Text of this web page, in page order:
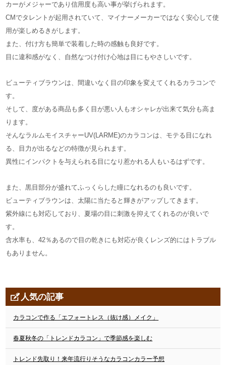
カーがメジャーであり信用度も高い事が挙げられます。
CMでタレントが起用されていて、マイナーメーカーではなく安心して使
用が楽しめるきがします。
また、付け方も簡単で装着した時の感触も良好です。
目に違和感がなく、自然なつけ付け心地は目にもやさしいです。
ビューティブラウンは、間違いなく目の印象を変えてくれるカラコンで
す。
そして、度がある商品も多く目が悪い人もオシャレが出来て気分も高ま
ります。
そんなラルムモイスチャーUV(LARME)のカラコンは、モテる目になれ
る、目力が出るなどの特徴が見られます。
異性にインパクトを与えられる目になり惹かれる人もいるはずです。
また、黒目部分が盛れてふっくらした瞳になれるのも良いです。
ビューティブラウンは、太陽に当たると輝きがアップしてきます。
紫外線にも対応しており、夏場の目に刺激を抑えてくれるのが良いで
す。
含水率も、42％あるので目の乾きにも対応が良くレンズ的にはトラブル
もありません。
人気の記事
カラコンで作る「エフォートレス（抜け感）メイク」
春夏秋冬の「トレンドカラコン」で季節感を楽しむ
トレンド先取り！来年流行りそうなカラコンカラー予想